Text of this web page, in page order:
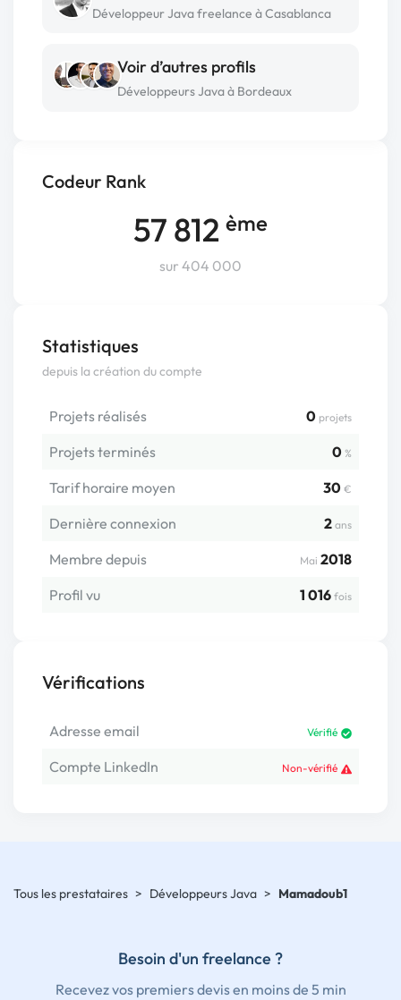
Codeur Rank
57 812 ème
sur 404 000
Statistiques
depuis la création du compte
Projets réalisés 0 projets
Projets terminés 0 %
Tarif horaire moyen 30 €
Dernière connexion 2 ans
Membre depuis Mai 2018
Profil vu
1 016 fois
Vérifications
Adresse email Vérifié
Compte LinkedIn Non-vérifié
Développeur Java freelance à Casablanca
Voir d’autres profils
Développeurs Java à Bordeaux
Tous les prestataires > Développeurs Java > Mamadoub1
Besoin d'un freelance ?
Recevez vos premiers devis en moins de 5 min